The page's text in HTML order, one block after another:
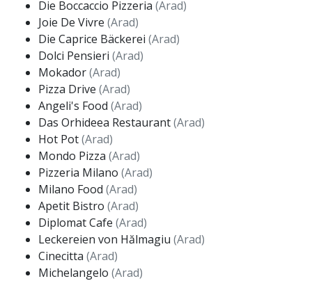
Die Boccaccio Pizzeria (Arad)
Joie De Vivre (Arad)
Die Caprice Bäckerei (Arad)
Dolci Pensieri (Arad)
Mokador(Arad)
Pizza Drive (Arad)
Angeli's Food (Arad)
Das Orhideea Restaurant(Arad)
Hot Pot(Arad)
Mondo Pizza (Arad)
Pizzeria Milano (Arad)
Milano Food (Arad)
Apetit Bistro (Arad)
Diplomat Cafe (Arad)
Leckereien von Hălmagiu (Arad)
Cinecitta (Arad)
Michelangelo (Arad)